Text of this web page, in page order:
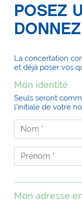
POSEZ
La concertation
et déjà poser vos
Mon identité
Seuls seront
l'initiale de votre
Mon adresse